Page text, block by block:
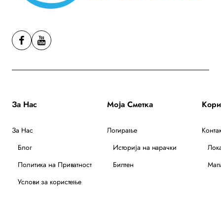
За Нас
За Нас
Блог
Политика на Приватност
Услови за користење
Моја Сметка
Логирање
Историја на нарачки
Билтен